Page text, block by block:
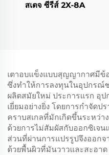
สเตจ ซีรีส์ 2X-8A
เตาอบแข็งแบบสุญญากาศมีข้
ซึ่งทำให้การลงทุนในอุปกรณ์
ผลิตสมัยใหม่ ประการแรก
เยี่ยมอย่างยิ่ง โดยการกำจัด
คราบสเกลที่มักเกิดขึ้นระหว่า
ด้วยการไม่สัมผัสกับออกซิเจ
ส่วนที่ผ่านการแปรรูปจึงออก
ด้วยพื้นผิวที่มันวาวและสะอาด